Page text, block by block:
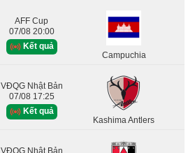
AFF Cup
07/08 20:00
Kết quả
Campuchia
VĐQG Nhật Bản
07/08 17:25
Kết quả
Kashima Antlers
VĐQG Nhật Bản